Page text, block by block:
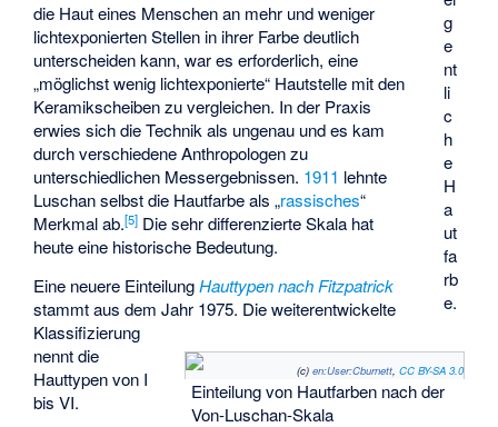
g
e
nt
li
c
h
e
H
a
ut
fa
rb
e.
(c) en:User:Cburnett, CC BY-SA 3.0
Einteilung von Hautfarben nach der
Von-Luschan-Skala
die Haut eines Menschen an mehr und weniger
lichtexponierten Stellen in ihrer Farbe deutlich
unterscheiden kann, war es erforderlich, eine
„möglichst wenig lichtexponierte“ Hautstelle mit den
Keramikscheiben zu vergleichen. In der Praxis
erwies sich die Technik als ungenau und es kam
durch verschiedene Anthropologen zu
unterschiedlichen Messergebnissen. 1911 lehnte
Luschan selbst die Hautfarbe als „rassisches“
Merkmal ab.[5] Die sehr differenzierte Skala hat
heute eine historische Bedeutung.
Eine neuere EinteilungHauttypen nach Fitzpatrick
stammt aus dem Jahr 1975. Die weiterentwickelte
Klassifizierung
nennt die
Hauttypen von I
bis VI.